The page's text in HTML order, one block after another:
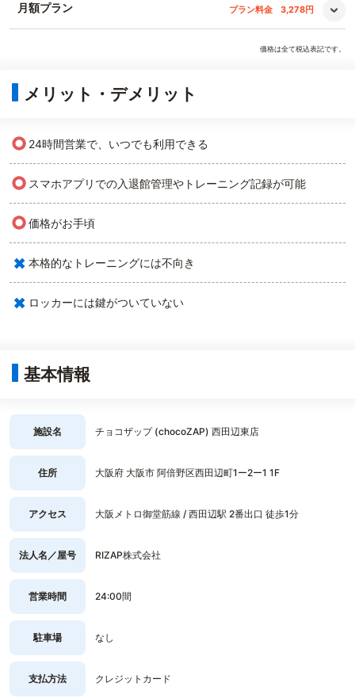
月額プラン プラン料金 3,278円
価格は全て税込表記です。
メリット・デメリット
○ 24時間営業で、いつでも利用できる
○ スマホアプリでの入退館管理やトレーニング記録が可能
○価格がお手頃
× 本格的なトレーニングには不向き
× ロッカーには鍵がついていない
基本情報
施設名 チョコザップ (chocoZAP) 西田辺東店
住所 大阪府 大阪市 阿倍野区西田辺町1ー2ー1 1F
アクセス 大阪メトロ御堂筋線 / 西田辺駅 2番出口 徒歩1分
法人名／屋号 RIZAP株式会社
営業時間 24:00間
駐車場 なし
支払方法 クレジットカード